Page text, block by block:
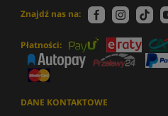
Znajdź nas na:
Płatności:
DANE KONTAKTOWE